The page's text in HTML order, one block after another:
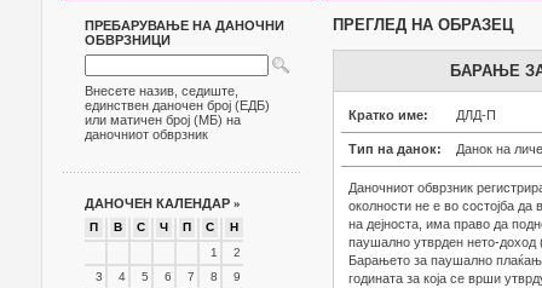
ПРЕБАРУВАЊЕ НА ДАНОЧНИ
ОБВРЗНИЦИ
Внесете назив, седиште,
единствен даночен број (ЕДБ)
или матичен број (МБ) на
даночниот обврзник
ДАНОЧЕН КАЛЕНДАР »
П В С Ч П С
Н
1
2
3
4 5 6 7 8
9
ПРЕГЛЕД НА ОБРАЗЕЦ
БАРАЊЕ
Кратко име: ДЛД-П
Тип на данок: Данок на
Даночниот обврзник
околности не е во состојба
на дејноста, има право да
паушално утврден нето-доход
Барањето за паушално
годината за која се врши